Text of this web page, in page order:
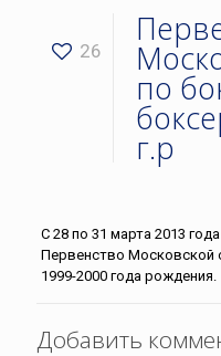
26
по
г.р
С 28 по 31 марта 2013
Первенство Московской
1999-2000 года рождения.
Добавить